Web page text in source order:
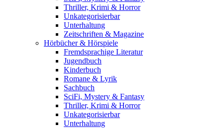
Thriller, Krimi & Horror
Unkategorisierbar
Unterhaltung
Zeitschriften & Magazine
Hörbücher & Hörspiele
Fremdsprachige Literatur
Jugendbuch
Kinderbuch
Romane & Lyrik
Sachbuch
SciFi, Mystery & Fantasy
Thriller, Krimi & Horror
Unkategorisierbar
Unterhaltung